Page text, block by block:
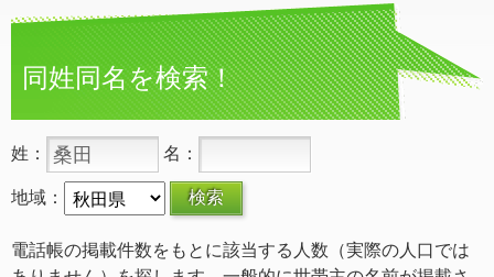
同姓同名を検索！
姓： 名：
地域：
電話帳の掲載件数をもとに該当する人数（実際の人口では